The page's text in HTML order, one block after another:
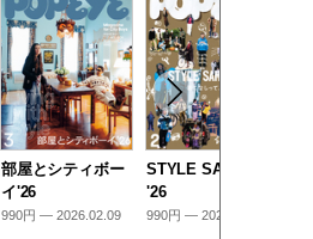
部屋とシティボー
イ'26
990円 — 2026.02.09
STYLE SAMPLE
'26
990円 — 2026.01.08